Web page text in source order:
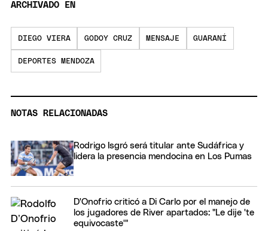
ARCHIVADO EN
DIEGO VIERA GODOY CRUZ MENSAJE GUARANÍ
DEPORTES MENDOZA
NOTAS RELACIONADAS
Rodrigo Isgró será titular ante Sudáfrica y
lidera la presencia mendocina en Los Pumas
D'Onofrio criticó a Di Carlo por el manejo de
los jugadores de River apartados: "Le dije 'te
equivocaste'"